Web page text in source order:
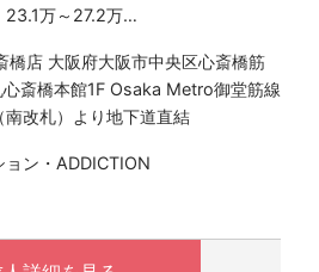
23.1万～27.2万
り
・スキルにより決定いたします
合は、割増した時給をお支払いしま
降は1.25倍
橋店 大阪府大阪市中央区心斎橋筋
斎橋本館1F Osaka Metro御堂筋線
南改札）より地下道直結
ョン・ADDICTION